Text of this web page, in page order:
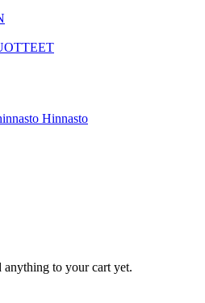
Hinnasto
anything to your cart yet.